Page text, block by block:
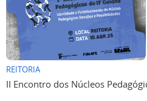
REITORIA
II Encontro dos Núcleos